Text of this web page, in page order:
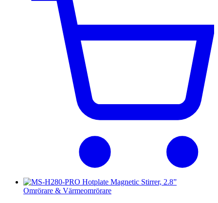
Omrörare & Värmeomrörare